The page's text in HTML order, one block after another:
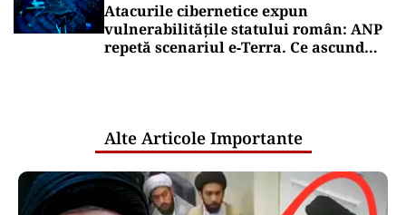
Atacurile cibernetice expun
vulnerabilitățile statului român: ANP
repetă scenariul e‑Terra. Ce ascund
Alte Articole Importante